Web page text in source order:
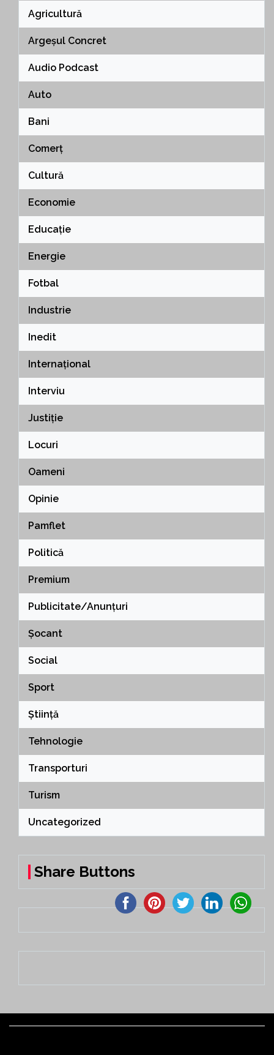
Agricultură
Argeșul Concret
Audio Podcast
Auto
Bani
Comerț
Cultură
Economie
Educație
Energie
Fotbal
Industrie
Inedit
Internațional
Interviu
Justiție
Locuri
Oameni
Opinie
Pamflet
Politică
Premium
Publicitate/Anunțuri
Șocant
Social
Sport
Știință
Tehnologie
Transporturi
Turism
Uncategorized
Share Buttons